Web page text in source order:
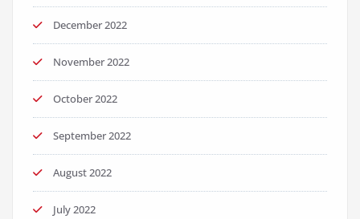
December 2022
November 2022
October 2022
September 2022
August 2022
July 2022